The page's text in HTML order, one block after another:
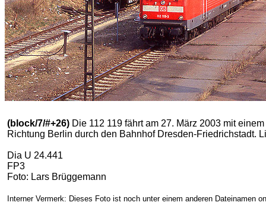
(block/7/#+26) Die 112 119 fährt am 27. März 2003 mit
Richtung Berlin durch den Bahnhof Dresden-Friedrichstadt.
Dia U 24.441
FP3
Foto: Lars Brüggemann
Interner Vermerk: Dieses Foto ist noch unter einem anderen Dateinamen